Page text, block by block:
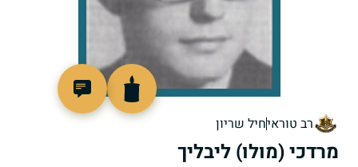
רב טוראיחיל שריון
מרדכי (מולו) ליבליך